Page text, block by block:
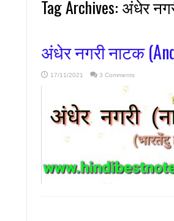
Tag Archives:अंधेर
अंधेर नगरी नाटक
17/11/2021 3 Comments